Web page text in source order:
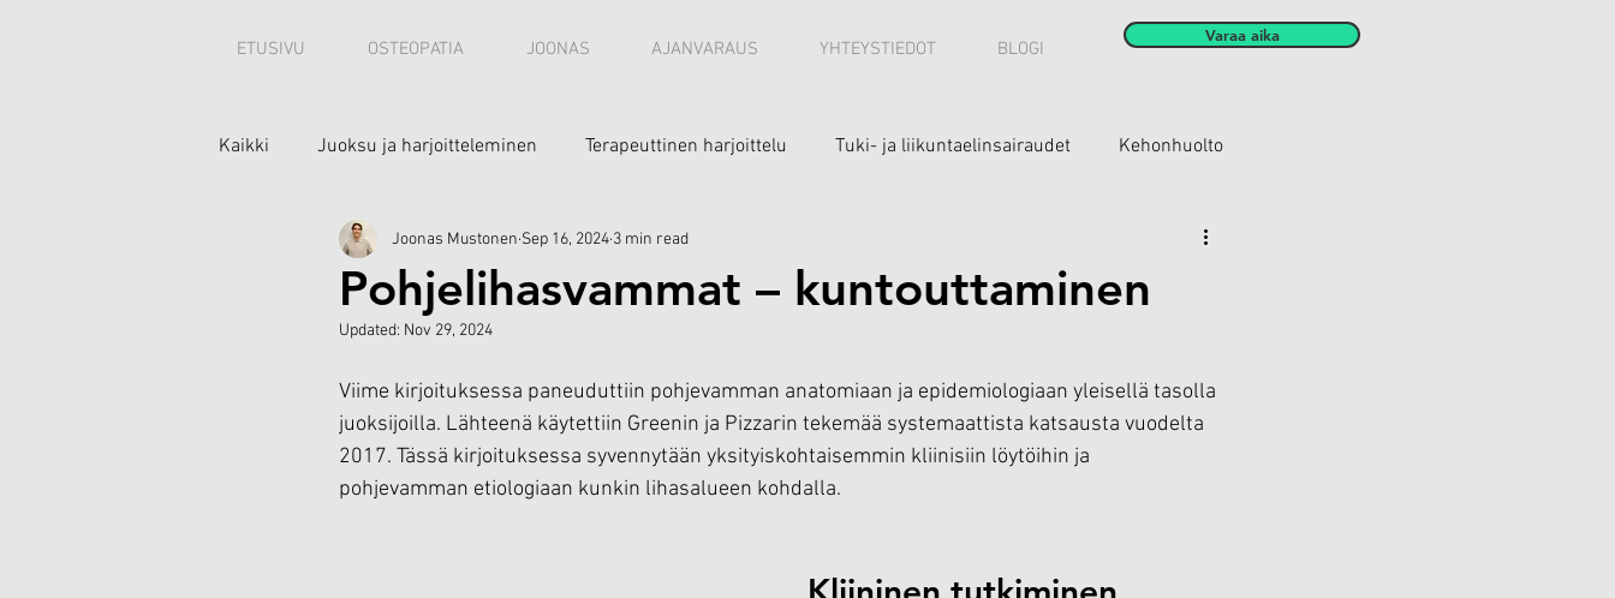
ETUSIVU OSTEOPATIA JOONAS AJANVARAUS YHTEYSTIEDOT BLOGI
Varaa aika
Kaikki Juoksu ja harjoitteleminen Terapeuttinen harjoittelu Tuki- ja liikuntaelinsairaudet Kehonhuolto
Pohjelihasvammat – kuntouttaminen
Joonas Mustonen Sep 16, 2024 3 min read
Updated: Nov 29, 2024
Viime kirjoituksessa paneuduttiin pohjevamman anatomiaan ja epidemiologiaan yleisellä tasolla
juoksijoilla. Lähteenä käytettiin Greenin ja Pizzarin tekemää systemaattista katsausta vuodelta
2017. Tässä kirjoituksessa syvennytään yksityiskohtaisemmin kliinisiin löytöihin ja
pohjevamman etiologiaan kunkin lihasalueen kohdalla.